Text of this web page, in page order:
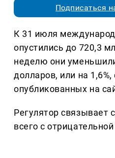
Подписаться
К 31 июля
опустились до 720,3
неделю они
долларов, или на
опубликованных на
Регулятор связывает
всего с